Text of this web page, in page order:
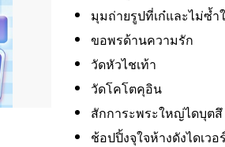
มุมถ่ายรูปที่เก๋และไม่ซ้ำ
ขอพรด้านความรัก
วัดหัวไชเท้า
วัดโคโตคุอิน
สักการะพระใหญ่ไดบุตสึ
ช้อปปิ้งจุใจห้างดังไดเวอ